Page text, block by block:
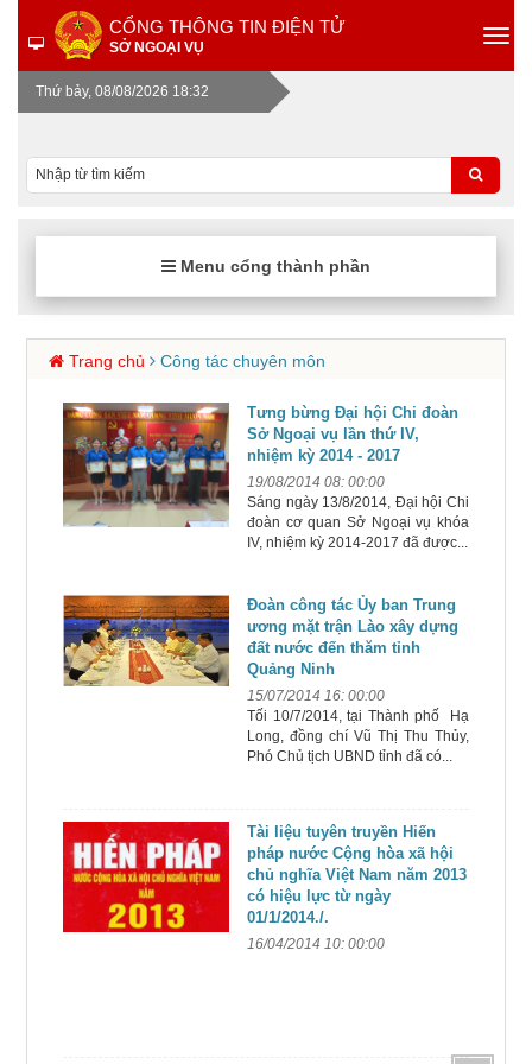
CỔNG THÔNG TIN ĐIỆN TỬ
SỞ NGOẠI VỤ
Thứ bảy, 08/08/2026 18:32
Menu cổng thành phần
Trang chủ Công tác chuyên môn
Tưng bừng Đại hội Chi đoàn
Sở Ngoại vụ lần thứ IV,
nhiệm kỳ 2014 - 2017
19/08/2014 08: 00:00
Sáng ngày 13/8/2014, Đại hội Chi
đoàn cơ quan Sở Ngoại vụ khóa
IV, nhiệm kỳ 2014-2017 đã được...
Đoàn công tác Ủy ban Trung
ương mặt trận Lào xây dựng
đất nước đến thăm tỉnh
Quảng Ninh
15/07/2014 16: 00:00
Tối 10/7/2014, tại Thành phố Hạ
Long, đồng chí Vũ Thị Thu Thủy,
Phó Chủ tịch UBND tỉnh đã có...
Tài liệu tuyên truyền Hiến
pháp nước Cộng hòa xã hội
chủ nghĩa Việt Nam năm 2013
có hiệu lực từ ngày
01/1/2014./.
16/04/2014 10: 00:00